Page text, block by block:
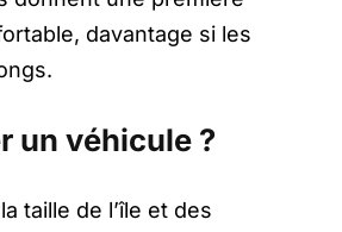
davantage si les
un véhicule ?
taille de l’île et des